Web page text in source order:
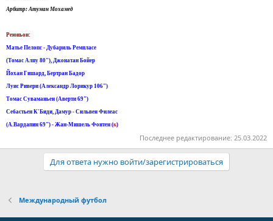
Арбитр: Атуман Мохамед
Реюньон:
Матье Пелопс - Дубариль Ремпласе
(Tомас Aлпу 80"), Джонатан Бойер
Йохан Гишард, Бертран Бадор
Луис Ривери (Александр Лорикур 106")
Томас Суваманьен (Аверти 69")
Себастьен К'Биди, Дамур - Сильвен Филеас
(A.Вардапин 69") - Жан-Мишель Фонтен (к)
Последнее редактирование: 25.03.2022
Для ответа нужно войти/зарегистрироваться
Международный футбол